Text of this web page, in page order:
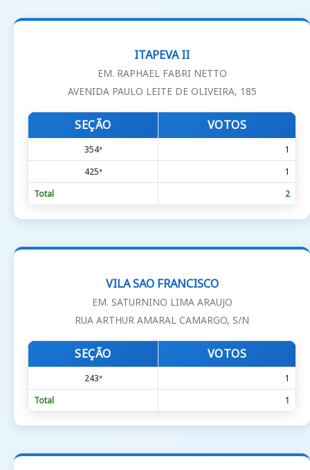
ITAPEVA II
EM. RAPHAEL FABRI NETTO
AVENIDA PAULO LEITE DE OLIVEIRA, 185
SEÇÃO VOTOS
354ª
1
425ª
1
Total
2
VILA SAO FRANCISCO
EM. SATURNINO LIMA ARAUJO
RUA ARTHUR AMARAL CAMARGO, S/N
SEÇÃO VOTOS
243ª
1
Total
1